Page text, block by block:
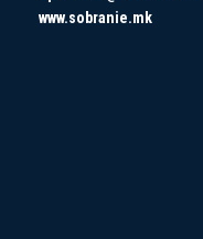
www.sobranie.mk